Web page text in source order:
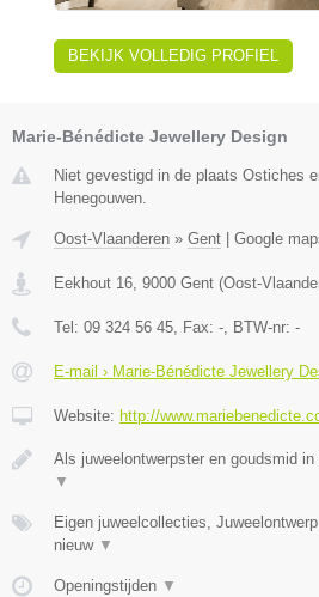
BEKIJK VOLLEDIG PROFIEL
Marie-Bénédicte Jewellery Design
Niet gevestigd in de plaats Ostiches
Henegouwen.
Oost-Vlaanderen » Gent Google
Eekhout 16, 9000 Gent (Oost-
Tel: 09 324 56 45, Fax: -, BTW-nr: -
E-mail › Marie-Bénédicte Jewellery
Website: http://
Als juweelontwerpster en goudsmid
▼
Eigen juweelcollecties,
nieuw ▼
Openingstijden ▼